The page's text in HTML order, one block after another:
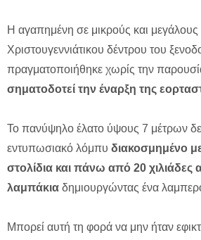
Η αγαπημένη σε μικρούς και
Χριστουγεννιάτικου δέντρου του
πραγματοποιήθηκε χωρίς την
σηματοδοτεί την έναρξη της
Το πανύψηλο έλατο ύψους 7 μέτρων
εντυπωσιακό λόμπυ διακοσμημένο
στολίδια και πάνω από 20 χιλιάδες
λαμπάκια δημιουργώντας ένα
Μπορεί αυτή τη φορά να μην ήταν